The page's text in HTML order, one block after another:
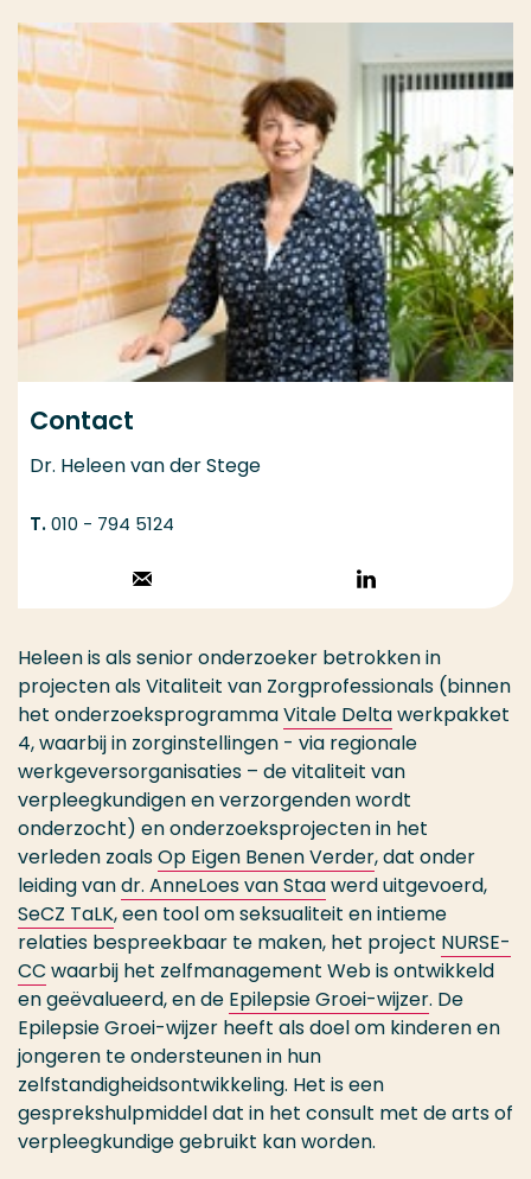
Contact
Dr. Heleen van der Stege
010 - 794 5124
Stuur een email
Volg op
LinkedIn
Heleen is als senior onderzoeker betrokken in
projecten als Vitaliteit van Zorgprofessionals (binnen
het onderzoeksprogrammaVitale Deltawerkpakket
4, waarbij in zorginstellingen - via regionale
werkgeversorganisaties – de vitaliteit van
verpleegkundigen en verzorgenden wordt
onderzocht) en onderzoeksprojecten in het
verleden zoalsOp Eigen Benen Verder, dat onder
leiding vandr. AnneLoes van Staawerd uitgevoerd,
SeCZ TaLK, een tool om seksualiteit en intieme
relaties bespreekbaar te maken, het project NURSE-
CC waarbij het zelfmanagement Web is ontwikkeld
en geëvalueerd, en de Epilepsie Groei-wijzer. De
Epilepsie Groei-wijzer heeft als doel om kinderen en
jongeren te ondersteunen in hun
zelfstandigheidsontwikkeling. Het is een
gesprekshulpmiddel dat in het consult met de arts of
verpleegkundige gebruikt kan worden.